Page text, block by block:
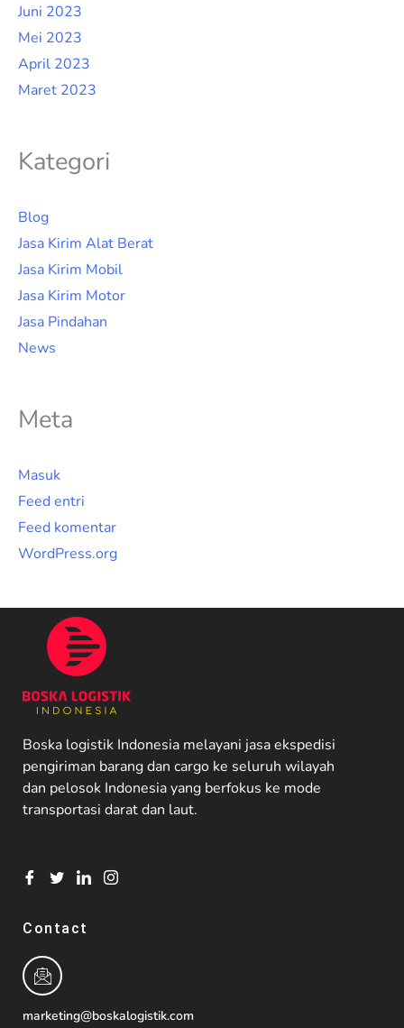
Juni 2023
Mei 2023
April 2023
Maret 2023
Kategori
Blog
Jasa Kirim Alat Berat
Jasa Kirim Mobil
Jasa Kirim Motor
Jasa Pindahan
News
Meta
Masuk
Feed entri
Feed komentar
WordPress.org
Boska logistik Indonesia melayani jasa ekspedisi
pengiriman barang dan cargo ke seluruh wilayah
dan pelosok Indonesia yang berfokus ke mode
transportasi darat dan laut.
Contact
marketing@boskalogistik.com